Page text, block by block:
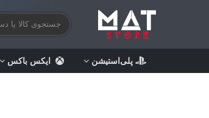
پلی‌استیشن ایکس باکس